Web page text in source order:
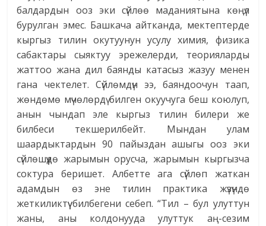
балдардын ооз эки сүйлөө маданиятына көңүл
бурулган эмес. Башкача айтканда, мектептерде
кыргыз тилин окутуунун усулу химия, физика
сабактары сыяктуу эрежелерди, теорияларды
жаттоо жана дил баянды катасыз жазуу менен
гана чектелет. Сүйлөмдүн ээ, баяндоочун таап,
жөндөмө мүчөлөрдү билген окуучуга беш коюлуп,
анын чындап эле кыргыз тилин билери же
билбеси текшерилбейт. Мындан улам
шаардыктардын 90 пайыздан ашыгы ооз эки
сүйлөшүүдө жарымын орусча, жарымын кыргызча
соктура беришет. Албетте ага сүйлөп жаткан
адамдын өз эне тилин практика жүзүндө
жеткиликтүү билбегени себеп. “Тил – бул улуттун
жаны, аны колдонууда улуттук аң-сезим